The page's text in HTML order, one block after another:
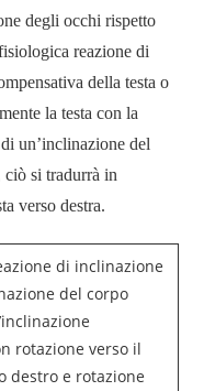
degli occhi rispetto
reazione di
della testa o
la testa con la
un’inclinazione del
si tradurrà in
verso destra.
di inclinazione
del corpo
rotazione verso il
destro e rotazione